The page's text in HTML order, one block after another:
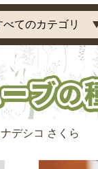
ナデシコ さくら